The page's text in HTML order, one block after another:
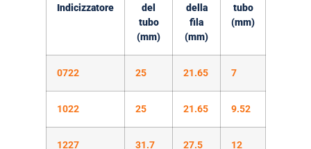
Indicizzatore
del
tubo
(mm)
della
fila
(mm)
tubo
(mm)
0722 25 21.65 7
1022 25 21.65 9.52
1227 31.7 27.5 12